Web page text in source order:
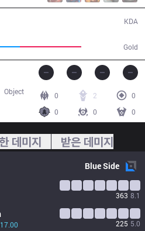
Gold
KDA
0 2
0
0
0 0
Object
데미지 받은 데미지
BlueSide
363 8.1
17.00 225 5.0